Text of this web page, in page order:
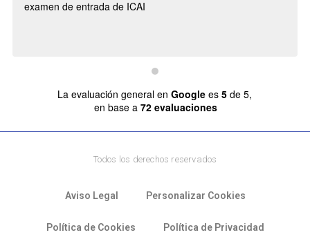
examen de entrada de ICAI
La evaluación general en Googlees 5de 5,
en base a 72 evaluaciones
Todos los derechos reservados
Aviso Legal Personalizar Cookies
Política de Cookies Política de Privacidad